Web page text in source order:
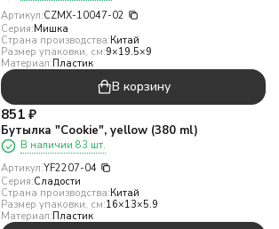
Артикул:CZMX-10047-02
Серия:Мишка
Страна производства:Китай
Размер упаковки, см:9×19.5×9
Материал:Пластик
В корзину
851 ₽
Бутылка "Cookie", yellow (380 ml)
В наличии 83 шт.
Артикул:YF2207-04
Серия:Сладости
Страна производства:Китай
Размер упаковки, см:16×13×5.9
Материал:Пластик